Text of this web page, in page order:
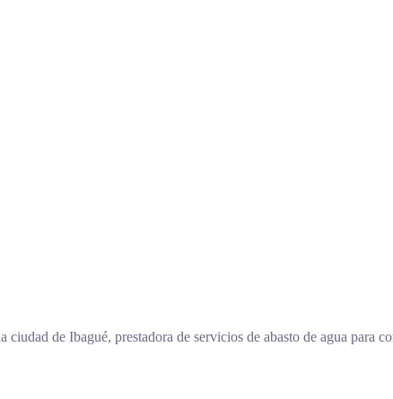
de Ibagué, prestadora de servicios de abasto de agua para